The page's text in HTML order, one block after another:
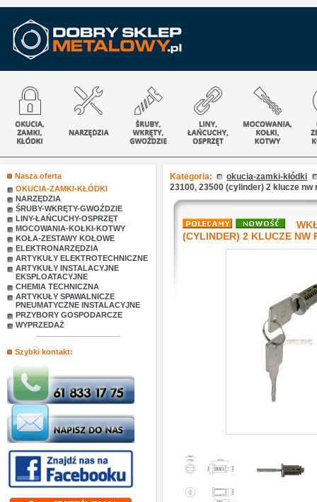
Nasza oferta
OKUCIA-ZAMKI-KŁÓDKI
NARZĘDZIA
ŚRUBY-WKRĘTY-GWOŹDZIE
LINY-ŁAŃCUCHY-OSPRZĘT
MOCOWANIA-KOŁKI-KOTWY
KOŁA-ZESTAWY KOŁOWE
ELEKTRONARZĘDZIA
ARTYKUŁY ELEKTROTECHNICZNE
ARTYKUŁY INSTALACYJNE
EKSPLOATACYJNE
CHEMIA TECHNICZNA
ARTYKUŁY SPAWALNICZE
PNEUMATYCZNE INSTALACYJNE
PRZYBORY GOSPODARCZE
WYPRZEDAŻ
Szybki kontakt:
Kategoria:
okucia-zamki-kłódki
23100, 23500 (cylinder) 2 klucze nw
(CYLINDER) 2 KLUCZE NW